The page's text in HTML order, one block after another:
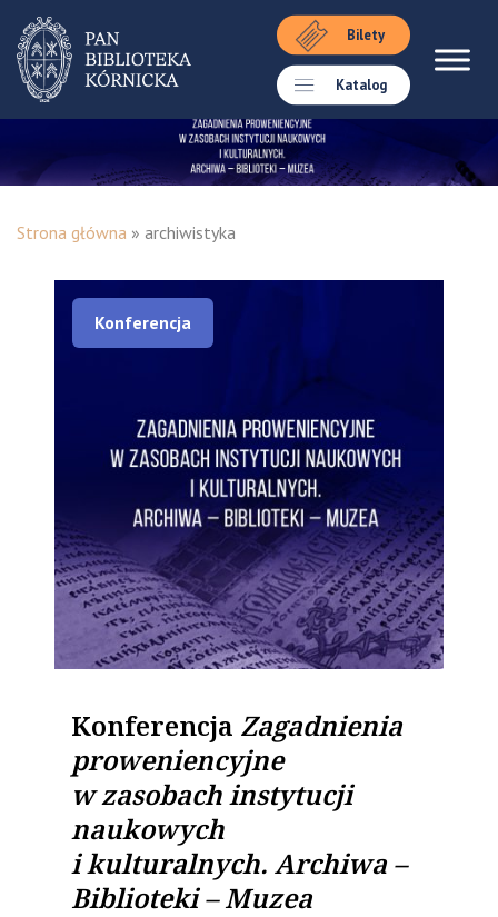
Bilety
Katalog
Strona główna » archiwistyka
Konferencja
Konferencja Zagadnienia
proweniencyjne
w zasobach instytucji
naukowych
i kulturalnych. Archiwa –
Biblioteki – Muzea